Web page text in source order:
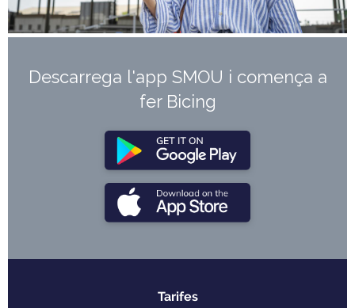
Descarrega l'app SMOU i comença a
fer Bicing
Tarifes